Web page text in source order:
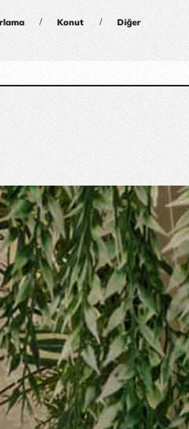
/ Konut / Diğer